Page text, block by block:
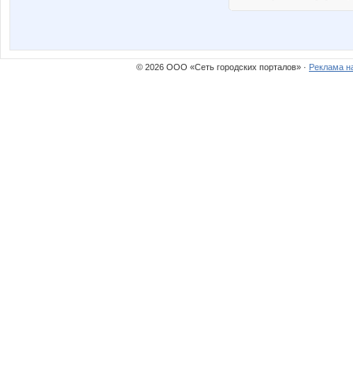
© 2026 ООО «Сеть городских порталов» · Реклама